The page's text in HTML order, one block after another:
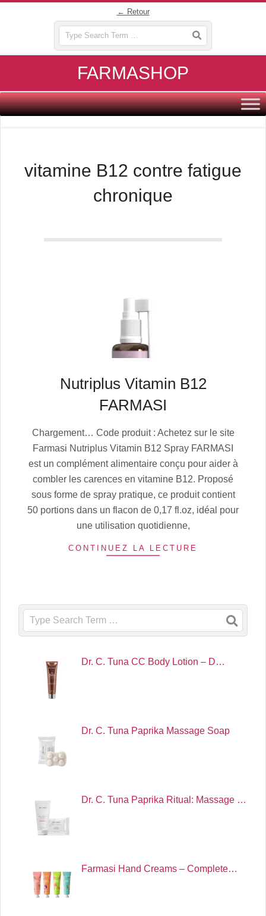
← Retour
FARMASHOP
Primary
Navigation
vitamine B12 contre fatigue
chronique
Nutriplus Vitamin B12
FARMASI
07-
05
Chargement… Code produit : Achetez sur le site
Farmasi Nutriplus Vitamin B12 Spray FARMASI
est un complément alimentaire conçu pour aider à
combler les carences en vitamine B12. Proposé
sous forme de spray pratique, ce produit contient
50 portions dans un flacon de 0,17 fl.oz, idéal pour
une utilisation quotidienne,
CONTINUEZ LA LECTURE
Search
Dr. C. Tuna CC Body Lotion – D…
Dr. C. Tuna Paprika Massage Soap
Dr. C. Tuna Paprika Ritual: Massage …
Farmasi Hand Creams – Complete…